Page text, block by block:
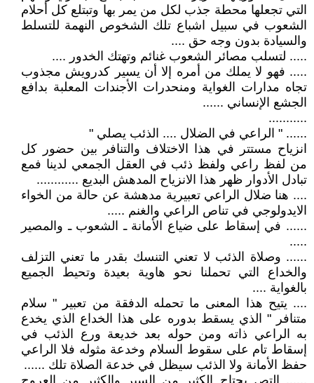
التي تجعلها محطة جذب لكل من يمر بها وتبتلع كل أحلام
الشعوب في سبيل اشباع تلك الشخوص النهمة للتسلط
والسيادة بدون وجه حق ....
..... لتسلب مصائر الشعوب غنائم وتهتك الخدور ....
..... فهو لا يملك من أمره إلا أن يسير كدرويش مجذوب
تجاه مدارات الغواية ومنحدرات الأجندات المعلبة بدافع
الجشع الإنساني ......
...........
...... " الراعي في الضلال .... الذئب يصلي "
انزياح مستتر في هذا الاختلاف والتنافر بين حضور كل
من لفظ راعي ولفظ ذئب في العقل الجمعي لدينا فمع
تبادل الأدوار ظهر هذا الانزياح المدهش البديع ............
.... هنا ضلال الراعي تعبيرية مدهشة عن حالة من الخواء
الايدولوجي في تناص الراعي والغنم .....
...... في إسقاط على ضياع الأمانة ـ الشعوب ـ والمصير
.....
...... وصلاة الذئب لا تعني التنسك بقدر ما تعني التزلف
والخداع التي تحملنا نحو هاوية بعيدة وتحيط الجميع
بالغواية ....
.... يتيح هذا المعنى ما تحمله الدفقة من تعبير " سلام
متنافر " الذي يسقط بدوره على هذا الخداع الذي يخدع
به الراعي ذاته ومن حوله بعد خديعة ورع الذئب في
إسقاط تام على سقوط السلام وخدعة مثوله فلا الراعي
حفظ الأمانة ولا الذئب سيظل في خدعة الصلاة تلك ......